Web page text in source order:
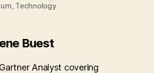
Technology
Buest
Analyst covering